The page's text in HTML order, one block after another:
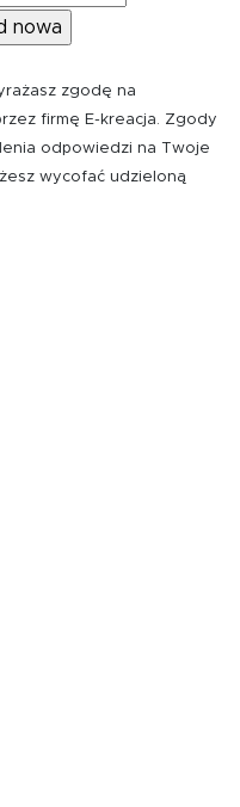
zgodę na
firmę E-kreacja. Zgody
odpowiedzi na Twoje
wycofać udzieloną